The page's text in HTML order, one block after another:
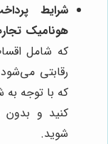
شرایط
هونامیک
که شامل
رقابتی
که با توجه
کنید و بدون
شوید.